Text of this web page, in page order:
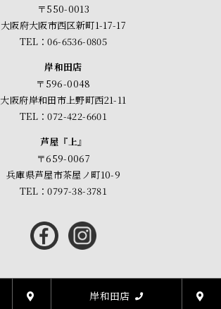
〒550-0013
大阪府大阪市西区新町1-17-17
TEL：06-6536-0805
岸和田店
〒596-0048
大阪府岸和田市上野町西21-11
TEL：072-422-6601
芦屋『上』
〒659-0067
兵庫県芦屋市茶屋ノ町10-9
TEL：0797-38-3781
岸和田店